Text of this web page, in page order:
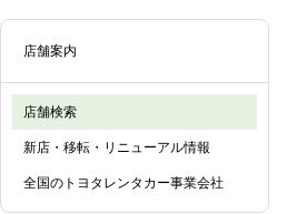
店舗案内
店舗検索
新店・移転・リニューアル情報
全国のトヨタレンタカー事業会社